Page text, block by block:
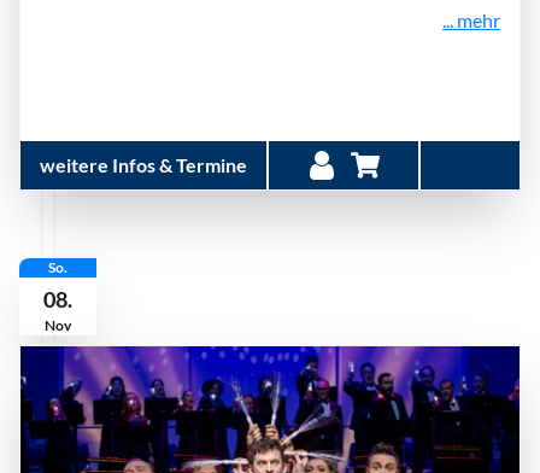
... mehr
weitere Infos & Termine
So.
08.
Nov